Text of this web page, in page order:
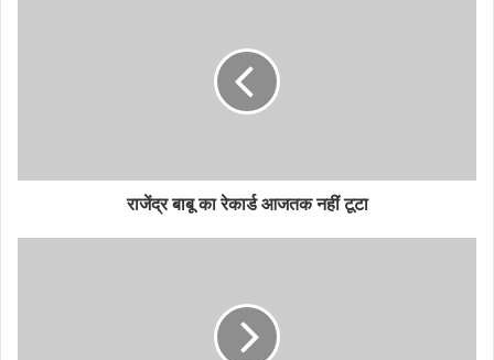
राजेंद्र बाबू का रेकार्ड आजतक नहीं टूटा